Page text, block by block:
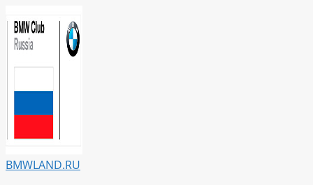
к
содержимому
BMWLAND.RU